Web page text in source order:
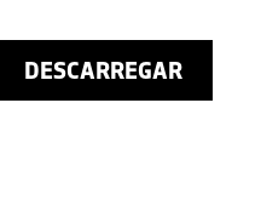
DESCARREGAR